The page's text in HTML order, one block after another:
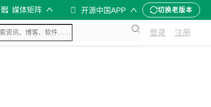
媒体矩阵 开源中国APP 切换老版本
登录 注册